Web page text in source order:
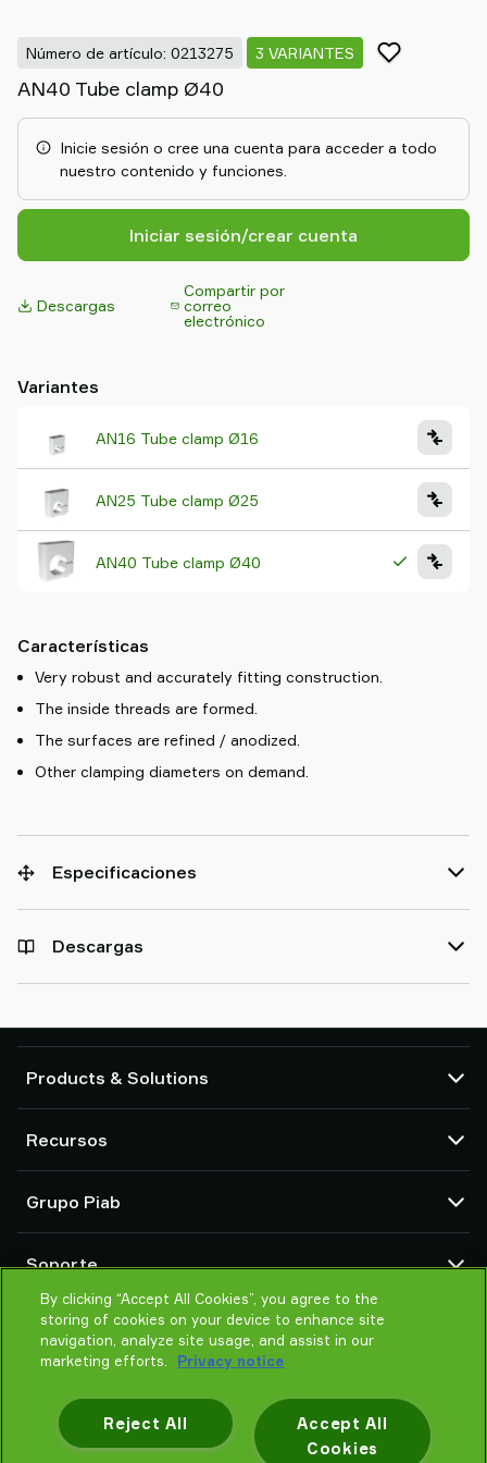
Número de artículo: 0213275 3 VARIANTES
AN40 Tube clamp Ø40
Inicie sesión o cree una cuenta para acceder a todo
nuestro contenido y funciones.
Iniciar sesión/crear cuenta
Descargas
Compartir por
correo
electrónico
Variantes
AN16 Tube clamp Ø16
AN25 Tube clamp Ø25
AN40 Tube clamp Ø40
Características
Very robust and accurately fitting construction.
The inside threads are formed.
The surfaces are refined / anodized.
Other clamping diameters on demand.
Especificaciones
Descargas
Products & Solutions
Ventosas y sistemas de agarre delicado
Componentes de herramientas de final de brazo (EOAT) para robots
Soluciones de agarre para robots y cobots
Transportadores por vacío para sólidos en polvo y a granel
Recursos
Configuradores de producto
Términos y condiciones de ventas
Política de Privacidad
Grupo Piab
Organización global
Código de conducta
Noticias
Soporte
Contacto
Encontrar un partner
Ayuda para elegir
By clicking “Accept All Cookies”, you agree to the
storing of cookies on your device to enhance site
navigation, analyze site usage, and assist in our
marketing efforts.
Privacy notice
Accept All
Cookies
Reject All